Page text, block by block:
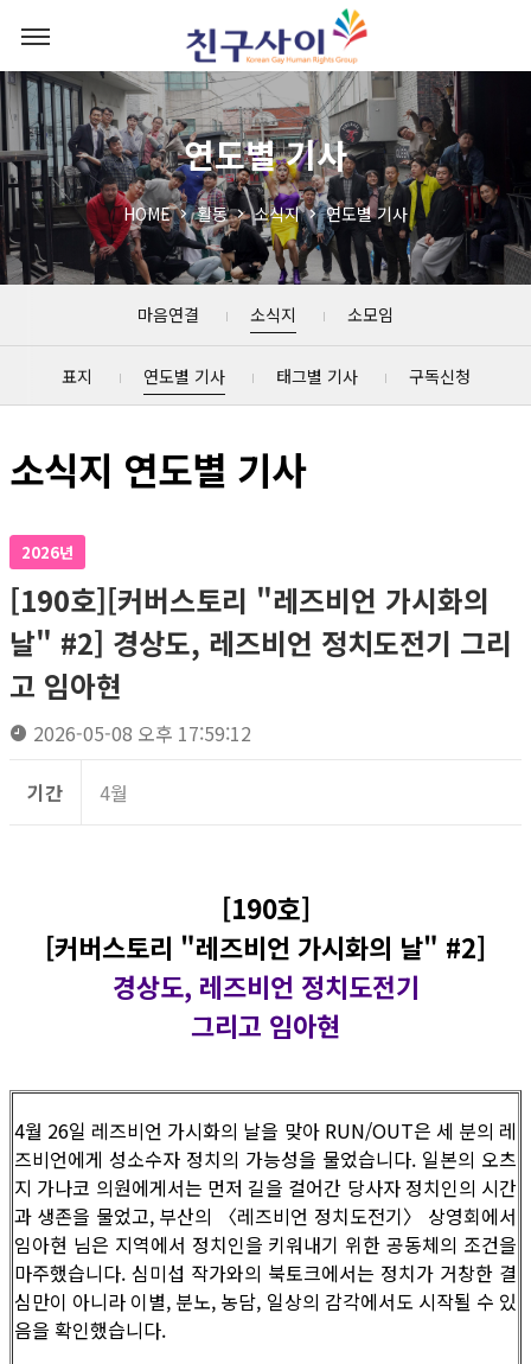
연도별 기사
HOME 활동 소식지 연도별 기사
마음연결 소식지 소모임
표지 연도별 기사 태그별 기사 구독신청
소식지 연도별 기사
2026년
[190호][커버스토리 "레즈비언 가시화의
날" #2] 경상도, 레즈비언 정치도전기 그리
고 임아현
2026-05-08 오후 17:59:12
기간 4월
[190호]
[커버스토리 "레즈비언 가시화의 날" #2]
경상도, 레즈비언 정치도전기
그리고 임아현
4월 26일 레즈비언 가시화의 날을 맞아 RUN/OUT은 세 분의 레
즈비언에게 성소수자 정치의 가능성을 물었습니다. 일본의 오츠
지 가나코 의원에게서는 먼저 길을 걸어간 당사자 정치인의 시간
과 생존을 물었고, 부산의 〈레즈비언 정치도전기〉 상영회에서
임아현 님은 지역에서 정치인을 키워내기 위한 공동체의 조건을
마주했습니다. 심미섭 작가와의 북토크에서는 정치가 거창한 결
심만이 아니라 이별, 분노, 농담, 일상의 감각에서도 시작될 수 있
음을 확인했습니다.